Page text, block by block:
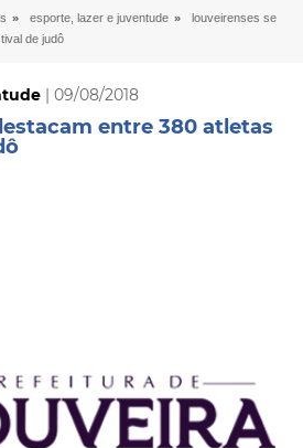
» esporte, lazer e juventude »
louveirenses se
de judô
| 09/08/2018
entre 380 atletas